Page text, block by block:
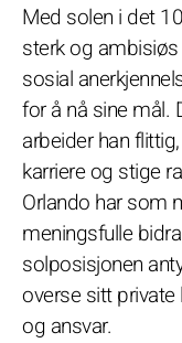
Med solen i det
sterk og
sosial
for å nå sine mål.
arbeider han
karriere og stige
Orlando har som
meningsfulle
solposisjonen
overse sitt
og ansvar.